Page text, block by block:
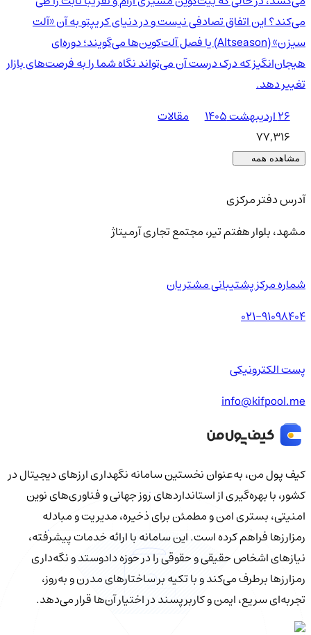
می‌کند؟ این اتفاق تصادفی نیست و در دنیای کریپتو به آن «آلت
سیزن» (Altseason) یا فصل آلت‌کوین‌ها می‌گویند؛ دوره‌ای
هیجان‌انگیز که درک درست آن می‌تواند نگاه شما را به فرصت‌های بازار
تغییر دهد.
۲۶ اردیبهشت ۱۴۰۵
مقالات
77,316
مشاهده همه
آدرس دفتر مرکزی
مشهد، بلوار هفتم تیر، مجتمع تجاری آرمیتاژ
شماره مرکز پشتیبانی مشتریان
021-91098404
پست الکترونیکی
info@kifpool.me
کیف‌ پول من، به‌عنوان نخستین سامانه نگهداری ارزهای دیجیتال در
کشور، با بهره‌گیری از استانداردهای روز جهانی و فناوری‌های نوین
امنیتی، بستری امن و مطمئن برای ذخیره، مدیریت و مبادله
رمزارزها فراهم کرده است. این سامانه با ارائه خدمات پیشرفته،
نیازهای اشخاص حقیقی و حقوقی را در حوزه دادوستد و نگه‌داری
رمزارزها برطرف می‌کند و با تکیه بر ساختارهای مدرن و به‌روز،
تجربه‌ای سریع، ایمن و کاربرپسند در اختیار آن‌ها قرار می‌دهد.